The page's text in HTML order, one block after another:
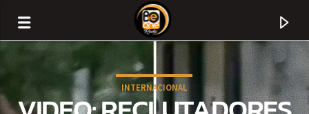
INTERNACIONAL